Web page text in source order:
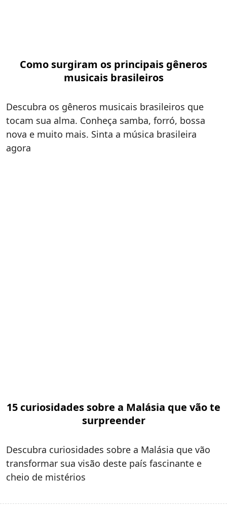
Como surgiram os principais gêneros
musicais brasileiros
Descubra os gêneros musicais brasileiros que
tocam sua alma. Conheça samba, forró, bossa
nova e muito mais. Sinta a música brasileira
agora
15 curiosidades sobre a Malásia que vão te
surpreender
Descubra curiosidades sobre a Malásia que vão
transformar sua visão deste país fascinante e
cheio de mistérios